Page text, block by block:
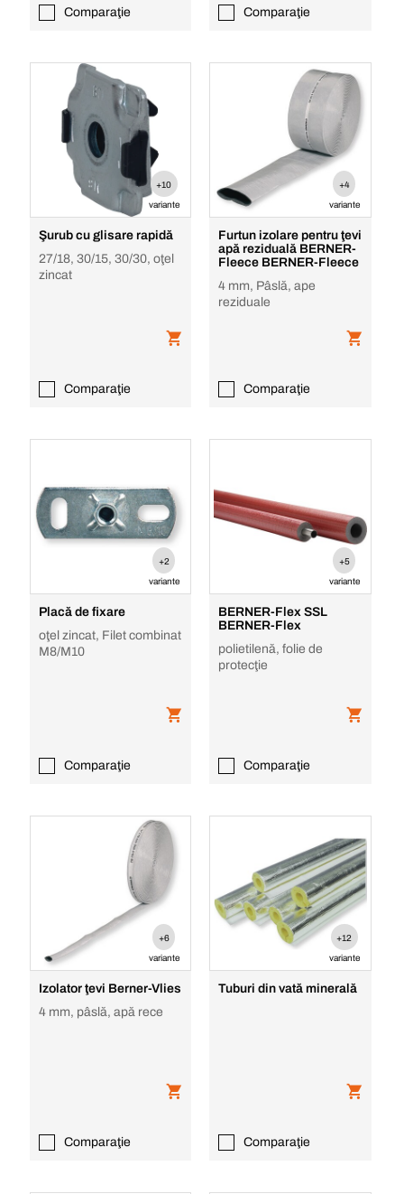
Comparaţie Comparaţie
+10
variante
Şurub cu glisare rapidă
27/18, 30/15, 30/30, oţel
zincat
Comparaţie
+4
variante
Furtun izolare pentru ţevi
apă reziduală BERNER-
Fleece BERNER-Fleece
4 mm, Pâslă, ape
reziduale
Comparaţie
+2
variante
Placă de fixare
oţel zincat, Filet combinat
M8/M10
Comparaţie
+5
variante
BERNER-Flex SSL
BERNER-Flex
polietilenă, folie de
protecţie
Comparaţie
+6
variante
Izolator ţevi Berner-Vlies
4 mm, pâslă, apă rece
Comparaţie
+12
variante
Tuburi din vată minerală
Comparaţie